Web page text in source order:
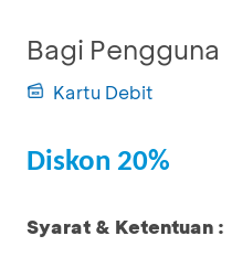
Bagi Pengguna
Kartu Debit
Diskon 20%
Syarat & Ketentuan :